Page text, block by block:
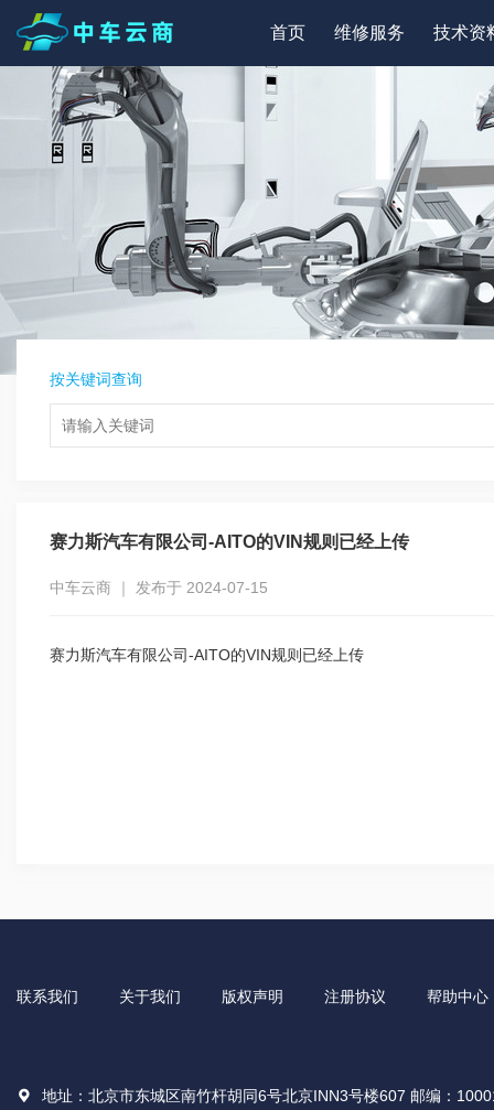
首页 维修服务 技术资
按关键词查询
赛力斯汽车有限公司-AITO的VIN规则已经上传
中车云商 ｜ 发布于 2024-07-15
赛力斯汽车有限公司-AITO的VIN规则已经上传
联系我们 关于我们 版权声明 注册协议 帮助中心
地址：北京市东城区南竹杆胡同6号北京INN3号楼607 邮编：